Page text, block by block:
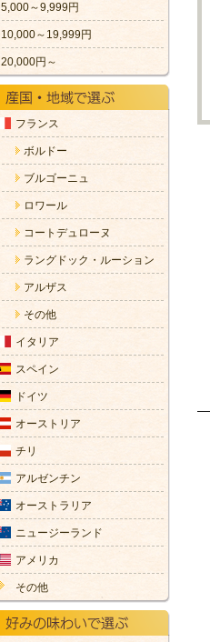
5,000～9,999円
10,000～19,999円
20,000円～
フランス
ボルドー
ブルゴーニュ
ロワール
コートデュローヌ
ラングドック・ルーション
アルザス
その他
イタリア
スペイン
ドイツ
オーストリア
チリ
アルゼンチン
オーストラリア
ニュージーランド
アメリカ
その他